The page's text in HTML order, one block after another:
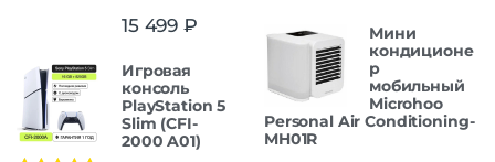
15 499 ₽
Игровая
консоль
PlayStation 5
Slim (CFI-
2000 A01)
Мини
кондиционе
р
мобильный
Microhoo
Personal Air Conditioning-
MH01R